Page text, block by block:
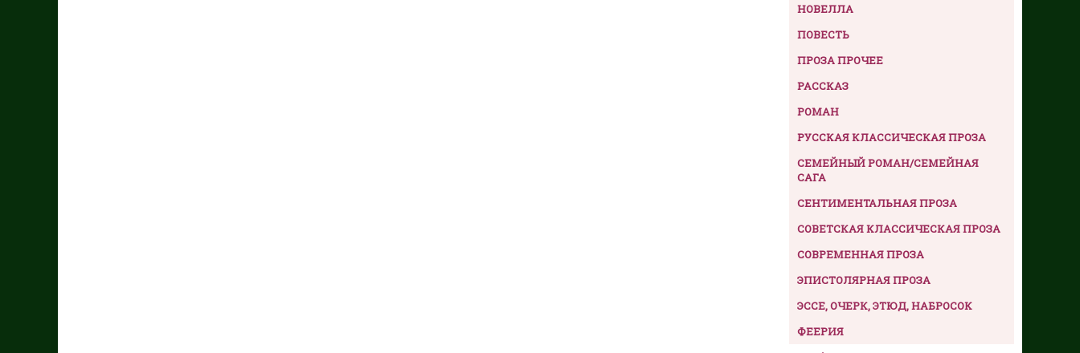
НОВЕЛЛА
ПОВЕСТЬ
ПРОЗА ПРОЧЕЕ
РАССКАЗ
РОМАН
РУССКАЯ КЛАССИЧЕСКАЯ ПРОЗА
СЕМЕЙНЫЙ РОМАН/СЕМЕЙНАЯ
САГА
СЕНТИМЕНТАЛЬНАЯ ПРОЗА
СОВЕТСКАЯ КЛАССИЧЕСКАЯ ПРОЗА
СОВРЕМЕННАЯ ПРОЗА
ЭПИСТОЛЯРНАЯ ПРОЗА
ЭССЕ, ОЧЕРК, ЭТЮД, НАБРОСОК
ФЕЕРИЯ